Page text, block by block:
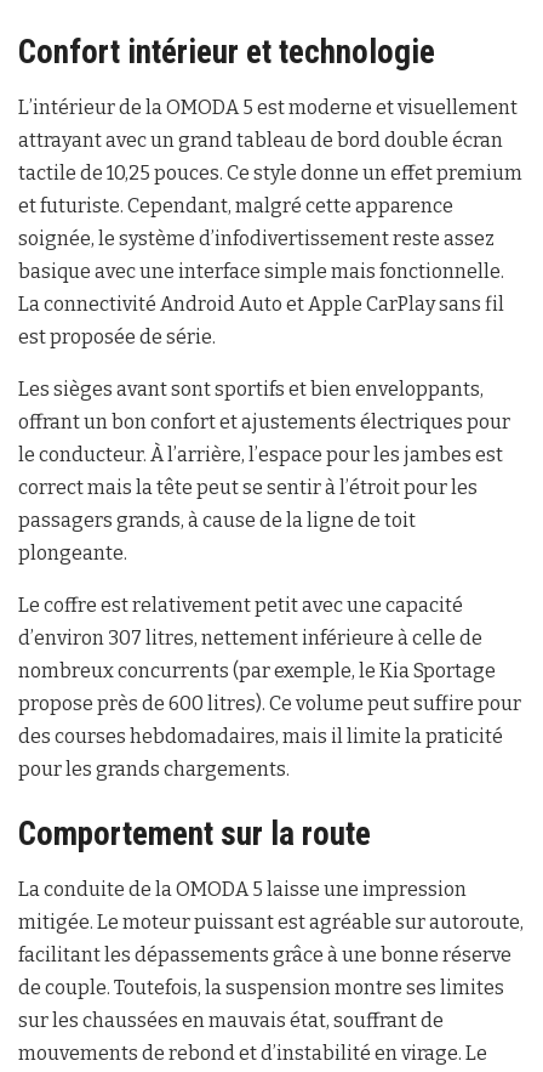
Confort intérieur et technologie
L’intérieur de la OMODA 5 est moderne et visuellement
attrayant avec un grand tableau de bord double écran
tactile de 10,25 pouces. Ce style donne un effet premium
et futuriste. Cependant, malgré cette apparence
soignée, le système d’infodivertissement reste assez
basique avec une interface simple mais fonctionnelle.
La connectivité Android Auto et Apple CarPlay sans fil
est proposée de série.
Les sièges avant sont sportifs et bien enveloppants,
offrant un bon confort et ajustements électriques pour
le conducteur. À l’arrière, l’espace pour les jambes est
correct mais la tête peut se sentir à l’étroit pour les
passagers grands, à cause de la ligne de toit
plongeante.
Le coffre est relativement petit avec une capacité
d’environ 307 litres, nettement inférieure à celle de
nombreux concurrents (par exemple, le Kia Sportage
propose près de 600 litres). Ce volume peut suffire pour
des courses hebdomadaires, mais il limite la praticité
pour les grands chargements.
Comportement sur la route
La conduite de la OMODA 5 laisse une impression
mitigée. Le moteur puissant est agréable sur autoroute,
facilitant les dépassements grâce à une bonne réserve
de couple. Toutefois, la suspension montre ses limites
sur les chaussées en mauvais état, souffrant de
mouvements de rebond et d’instabilité en virage. Le